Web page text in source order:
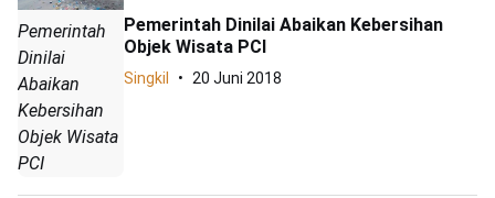
Pemerintah
Dinilai
Abaikan
Kebersihan
Objek Wisata
PCI
Pemerintah Dinilai Abaikan Kebersihan
Objek Wisata PCI
Singkil 20 Juni 2018